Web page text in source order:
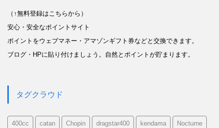
（↑無料登録はこちらから）
安心・安全なポイントサイト
ポイントをウェブマネー・アマゾンギフト券などと交換できます。
ブログ・HPに貼り付けましょう。自然とポイントが貯まります。
タグクラウド
400cc catan Chopin dragstar400 kendama Nocturne